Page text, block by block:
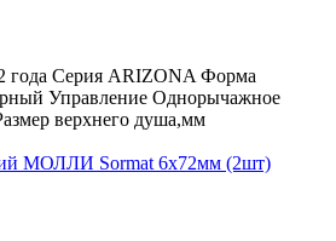
года Серия ARIZONA Форма
Управление Однорычажное
верхнего душа,мм